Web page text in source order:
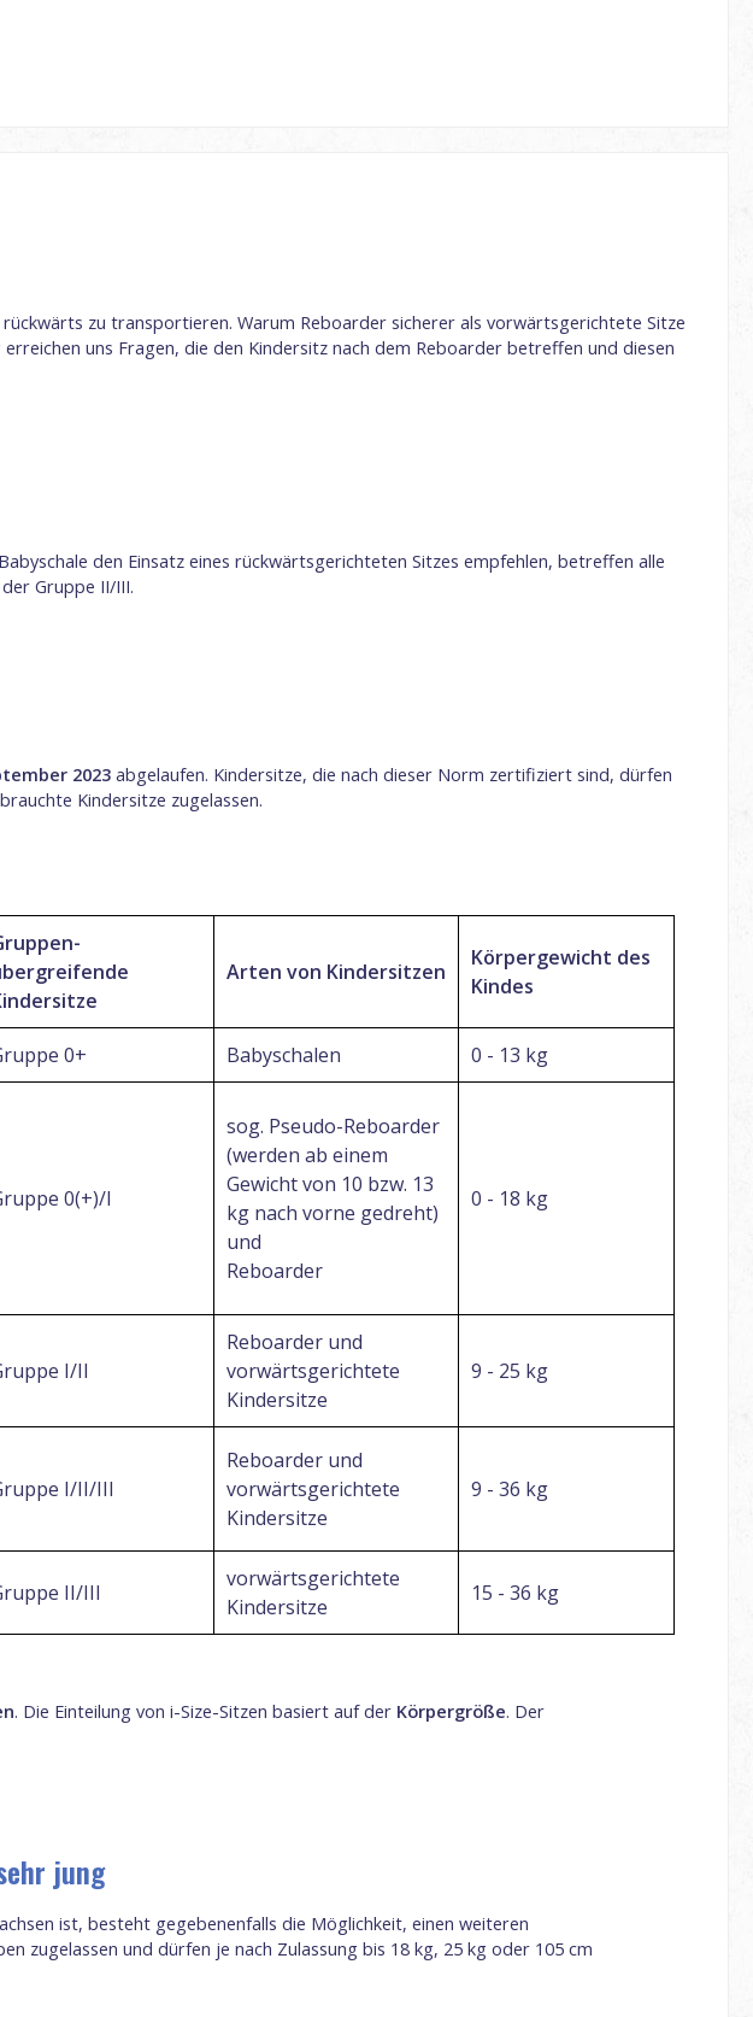
zu transportieren. Warum Reboarder sicherer als vorwärtsgerichtete Sitze
uns Fragen, die den Kindersitz nach dem Reboarder betreffen und diesen
den Einsatz eines rückwärtsgerichteten Sitzes empfehlen, betreffen alle
Gruppe II/III.
2023 abgelaufen. Kindersitze, die nach dieser Norm zertifiziert sind, dürfen
Kindersitze zugelassen.
Arten von Kindersitzen
Körpergewicht des
Kindes
0+ Babyschalen 0 - 13 kg
0(+)/I
sog. Pseudo-Reboarder
(werden ab einem
Gewicht von 10 bzw. 13
kg nach vorne gedreht)
und
Reboarder
0 - 18 kg
I/II
Reboarder und
vorwärtsgerichtete
Kindersitze
9 - 25 kg
I/II/III
Reboarder und
vorwärtsgerichtete
Kindersitze
9 - 36 kg
II/III
vorwärtsgerichtete
Kindersitze
15 - 36 kg
. Die Einteilung von i-Size-Sitzen basiert auf der Körpergröße. Der
jung
ist, besteht gegebenenfalls die Möglichkeit, einen weiteren
zugelassen und dürfen je nach Zulassung bis 18 kg, 25 kg oder 105 cm